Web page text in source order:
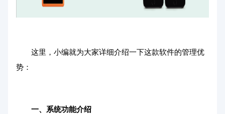
这里，小编就为大家详细介绍一下这款软件的管理优
势：
一、系统功能介绍